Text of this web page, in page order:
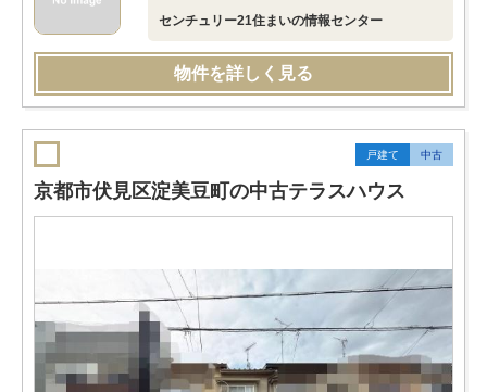
センチュリー21住まいの情報センター
物件を詳しく見る
戸建て 中古
京都市伏見区淀美豆町の中古テラスハウス